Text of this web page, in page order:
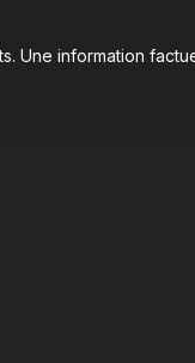
Une information